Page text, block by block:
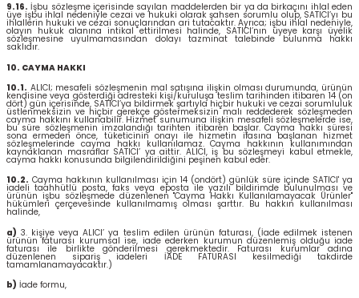
9.16. İşbu sözleşme içerisinde sayılan maddelerden bir ya da birkaçını ihlal eden
üye işbu ihlal nedeniyle cezai ve hukuki olarak şahsen sorumlu olup, SATICI’yı bu
ihlallerin hukuki ve cezai sonuçlarından ari tutacaktır. Ayrıca; işbu ihlal nedeniyle,
olayın hukuk alanına intikal ettirilmesi halinde, SATICI’nın üyeye karşı üyelik
sözleşmesine uyulmamasından dolayı tazminat talebinde bulunma hakkı
saklıdır.
10. CAYMA HAKKI
10.1. ALICI; mesafeli sözleşmenin mal satışına ilişkin olması durumunda, ürünün
kendisine veya gösterdiği adresteki kişi/kuruluşa teslim tarihinden itibaren 14 (on
dört) gün içerisinde, SATICI’ya bildirmek şartıyla hiçbir hukuki ve cezai sorumluluk
üstlenmeksizin ve hiçbir gerekçe göstermeksizin malı reddederek sözleşmeden
cayma hakkını kullanabilir. Hizmet sunumuna ilişkin mesafeli sözleşmelerde ise,
bu süre sözleşmenin imzalandığı tarihten itibaren başlar. Cayma hakkı süresi
sona ermeden önce, tüketicinin onayı ile hizmetin ifasına başlanan hizmet
sözleşmelerinde cayma hakkı kullanılamaz. Cayma hakkının kullanımından
kaynaklanan masraflar SATICI’ ya aittir. ALICI, iş bu sözleşmeyi kabul etmekle,
cayma hakkı konusunda bilgilendirildiğini peşinen kabul eder.
10.2. Cayma hakkının kullanılması için 14 (ondört) günlük süre içinde SATICI' ya
iadeli taahhütlü posta, faks veya eposta ile yazılı bildirimde bulunulması ve
ürünün işbu sözleşmede düzenlenen "Cayma Hakkı Kullanılamayacak Ürünler"
hükümleri çerçevesinde kullanılmamış olması şarttır. Bu hakkın kullanılması
halinde,
a) 3. kişiye veya ALICI’ ya teslim edilen ürünün faturası, (İade edilmek istenen
ürünün faturası kurumsal ise, iade ederken kurumun düzenlemiş olduğu iade
faturası ile birlikte gönderilmesi gerekmektedir. Faturası kurumlar adına
düzenlenen sipariş iadeleri İADE FATURASI kesilmediği takdirde
tamamlanamayacaktır.)
b) İade formu,